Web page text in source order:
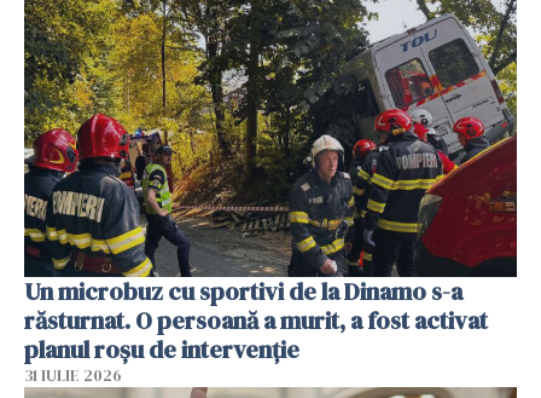
Un microbuz cu sportivi de la Dinamo s-a
răsturnat. O persoană a murit, a fost activat
planul roșu de intervenție
31 IULIE 2026